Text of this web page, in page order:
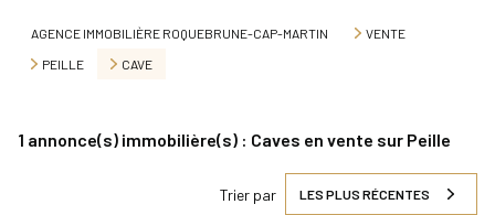
AGENCE IMMOBILIÈRE ROQUEBRUNE-CAP-MARTIN
VENTE
PEILLE
CAVE
1 annonce(s) immobilière(s) : Caves en vente sur Peille
Trier par LES PLUS RÉCENTES